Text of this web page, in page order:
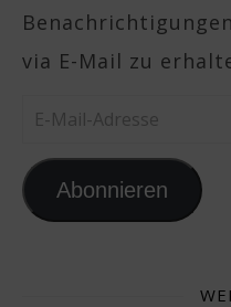
via E-Mail zu
E-Mail-Adresse
Abonnieren